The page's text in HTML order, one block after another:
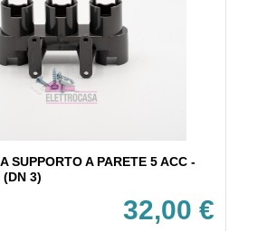
SUPPORTO A PARETE 5 ACC -
(DN 3)
32,00 €